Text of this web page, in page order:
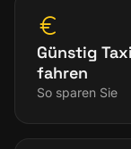
Günstig Taxi
fahren
So sparen Sie